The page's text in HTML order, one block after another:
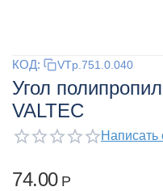
КОД: VTp.751.0.040
Угол
VALTEC
Написать
74.00 Р